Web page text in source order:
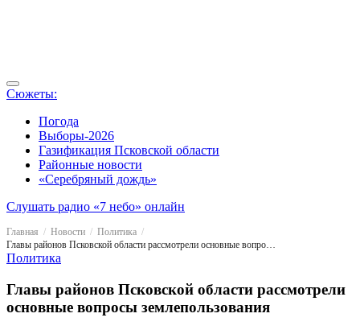
Сюжеты:
Погода
Выборы-2026
Газификация Псковской области
Районные новости
«Серебряный дождь»
Слушать радио «7 небо» онлайн
Главная Новости
Политика
Главы районов Псковской области рассмотрели основные вопросы землепользования
Политика
Главы районов Псковской области рассмотрели
основные вопросы землепользования